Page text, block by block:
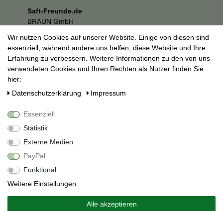
Saft-Freunde.de
BRAUN GmbH
73037 Göppingen
E-Mail:mail@saft-freunde.de
Unternehmen
Impressum
Social Media
Alle Preise inkl. 19% Mehrwertsteuer.
Wir nutzen Cookies auf unserer Website. Einige von diesen sind
essenziell, während andere uns helfen, diese Website und Ihre
Erfahrung zu verbessern. Weitere Informationen zu den von uns
verwendeten Cookies und Ihren Rechten als Nutzer finden Sie
hier:
Daten­schutz­erklärung
Impressum
Essenziell
Statistik
Externe Medien
PayPal
Funktional
Weitere Einstellungen
Alle akzeptieren